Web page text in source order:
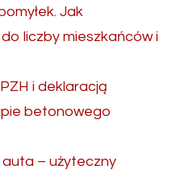
Jak
liczby mieszkańców i
i deklaracją
betonowego
– użyteczny